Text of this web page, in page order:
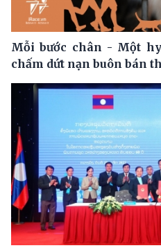
Mỗi bước chân - Một
chấm dứt nạn buôn bán